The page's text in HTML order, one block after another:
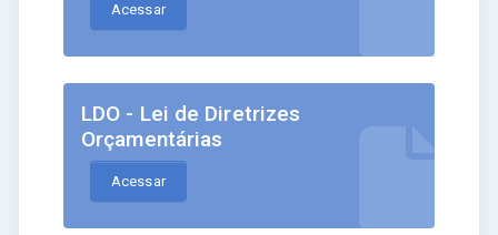
Acessar
LDO - Lei de Diretrizes
Orçamentárias
Acessar